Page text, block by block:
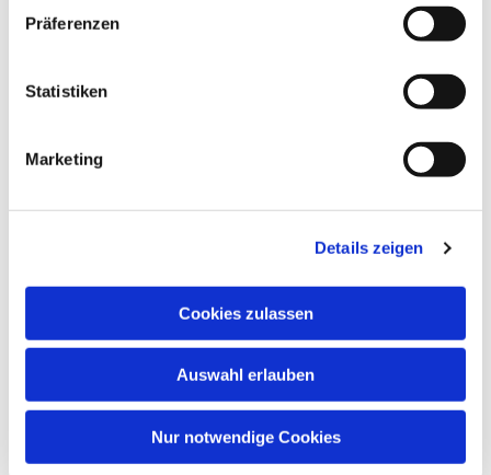
Präferenzen
Statistiken
Marketing
Details zeigen
Cookies zulassen
Auswahl erlauben
Nur notwendige Cookies
interessieren